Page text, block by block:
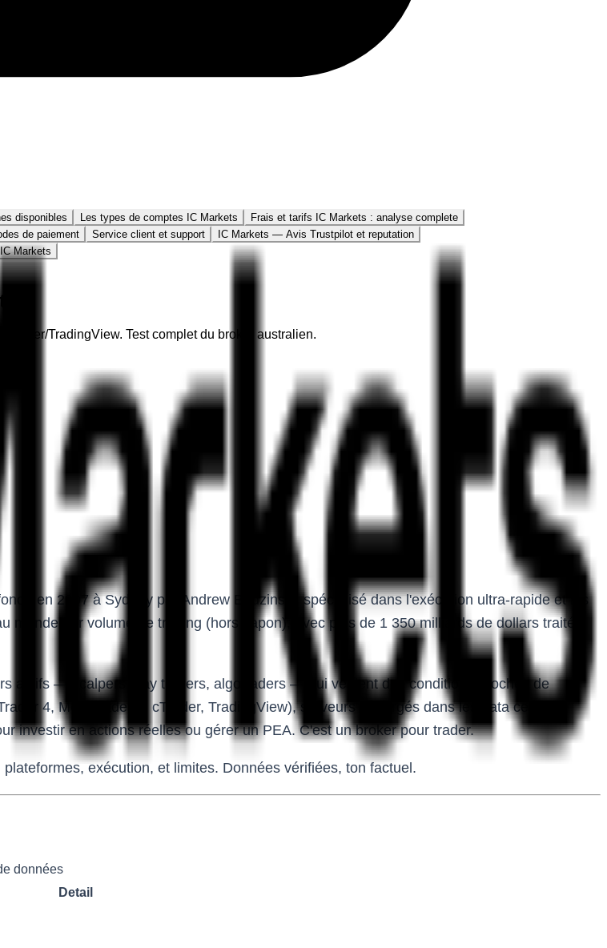
disponibles Les types de comptes IC Markets
Frais et tarifs IC Markets : analyse complete
de paiement Service client et support
IC Markets — Avis Trustpilot et reputation
Markets
TradingView. Test complet du broker australien.
en 2007 à Sydney par Andrew Budzinski, spécialisé dans l'exécution ultra-rapide et les
monde par volume de trading (hors Japon), avec plus de 1 350 milliards de dollars traités
actifs — scalpers, day traders, algotraders — qui veulent des conditions proches de
4, MetaTrader 5, cTrader, TradingView), serveurs hébergés dans les data centers
investir en actions réelles ou gérer un PEA. C'est un broker pour trader.
exécution, et limites. Données vérifiées, ton factuel.
données
Detail